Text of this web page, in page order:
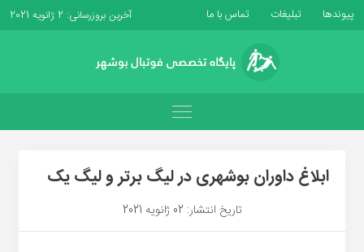
پیوندها تبلیغات تماس با ما آخرین بروزرسانی: 2 ژانویه 2021
ابلاغ داوران بوشهری در لیگ برتر و لیگ یک
تاریخ انتشار: 02 ژانویه 2021